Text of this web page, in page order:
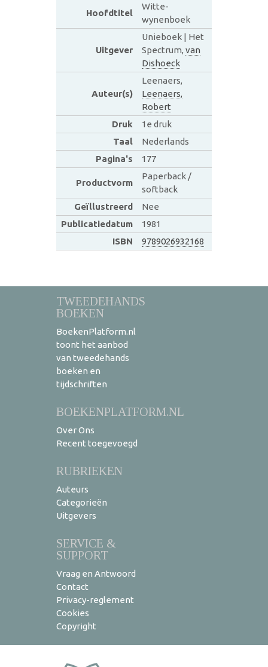
Hoofdtitel
Witte-
wynenboek
Uitgever
Unieboek | Het
Spectrum, van
Dishoeck
Auteur(s)
Leenaers,
Leenaers,
Robert
Druk
1e druk
Taal
Nederlands
Pagina's
177
Productvorm
Paperback /
softback
Geïllustreerd
Nee
Publicatiedatum
1981
ISBN
9789026932168
TWEEDEHANDS
BOEKEN
BoekenPlatform.nl
toont het aanbod
van tweedehands
boeken en
tijdschriften
BOEKENPLATFORM.NL
Over Ons
Recent toegevoegd
RUBRIEKEN
Auteurs
Categorieën
Uitgevers
SERVICE &
SUPPORT
Vraag en Antwoord
Contact
Privacy-reglement
Cookies
Copyright